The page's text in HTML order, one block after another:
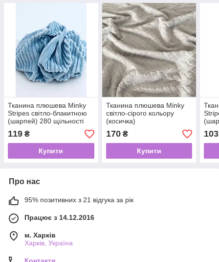
Тканина плюшева Minky
Stripes світло-блакитною
(шарпей) 280 щільності
(0,70*160)
119 ₴
Купити
Тканина плюшева Minky
світло-сірого кольору
(косичка)
170₴
Купити
103
Про нас
95% позитивних з 21 відгука за рік
Працює з 14.12.2016
м. Харків
Харків, Україна